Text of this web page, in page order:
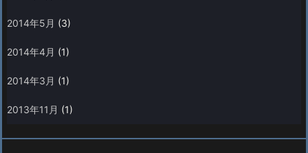
2014年5月 (3)
2014年4月 (1)
2014年3月 (1)
2013年11月 (1)